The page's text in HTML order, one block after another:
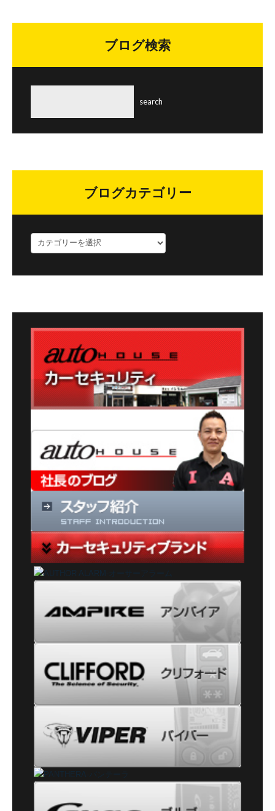
ブログ検索
ブログカテゴリー
ロ
ー